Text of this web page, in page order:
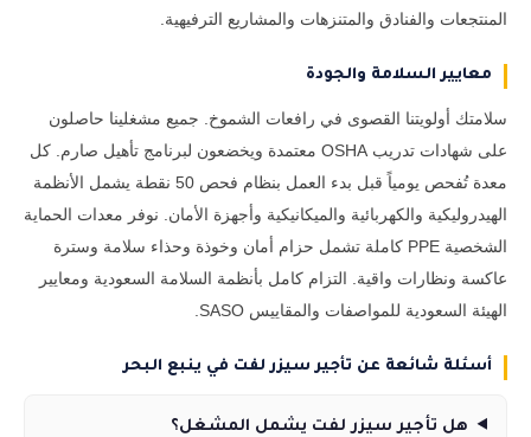
المنتجعات والفنادق والمتنزهات والمشاريع الترفيهية.
معايير السلامة والجودة
سلامتك أولويتنا القصوى في رافعات الشموخ. جميع مشغلينا حاصلون
على شهادات تدريب OSHA معتمدة ويخضعون لبرنامج تأهيل صارم. كل
معدة تُفحص يومياً قبل بدء العمل بنظام فحص 50 نقطة يشمل الأنظمة
الهيدروليكية والكهربائية والميكانيكية وأجهزة الأمان. نوفر معدات الحماية
الشخصية PPE كاملة تشمل حزام أمان وخوذة وحذاء سلامة وسترة
عاكسة ونظارات واقية. التزام كامل بأنظمة السلامة السعودية ومعايير
الهيئة السعودية للمواصفات والمقاييس SASO.
أسئلة شائعة عن تأجير سيزر لفت في ينبع البحر
هل تأجير سيزر لفت يشمل المشغل؟